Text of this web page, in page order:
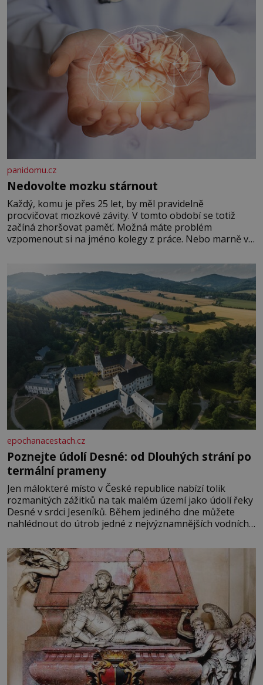
panidomu.cz
Nedovolte mozku stárnout
Každý, komu je přes 25 let, by měl pravidelně
procvičovat mozkové závity. V tomto období se totiž
začíná zhoršovat paměť. Možná máte problém
vzpomenout si na jméno kolegy z práce. Nebo marně v
Je to opravdu tak, s věkem jako kdyby se paměť
rozhodla stávkovat. Cvičte
epochanacestach.cz
Poznejte údolí Desné: od Dlouhých strání po
termální prameny
Jen málokteré místo v České republice nabízí tolik
rozmanitých zážitků na tak malém území jako údolí řeky
Desné v srdci Jeseníků. Během jediného dne můžete
nahlédnout do útrob jedné z nejvýznamnějších vodních
se na koloběžce a den zakončit poznáváním památek ve
Velkých Losinách nebo v termálním